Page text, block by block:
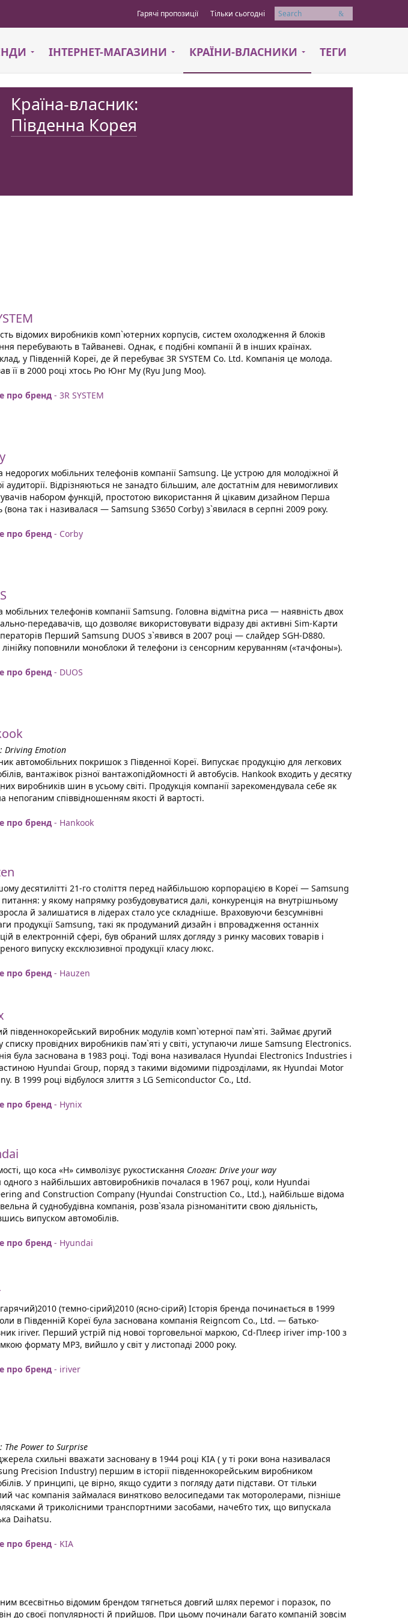
ІНТЕРНЕТ-МАГАЗИНИ КРАЇНИ-ВЛАСНИКИ ТЕГИ
Гарячі пропозиції Тільки сьогодні Пошук
Країна-власник:
Південна Корея
відомих виробників комп`ютерних корпусів, систем охолодження й блоків
перебувають в Тайваневі. Однак, є подібні компанії й в інших країнах.
у Південній Кореї, де й перебуває 3R SYSTEM Co. Ltd. Компанія це молода.
її в 2000 році хтось Рю Юнг Му (Ryu Jung Moo).
про бренд- 3R SYSTEM
недорогих мобільних телефонів компанії Samsung. Це устрою для молодіжної й
аудиторії. Відрізняються не занадто більшим, але достатнім для невимогливих
набором функцій, простотою використання й цікавим дизайном Перша
(вона так і називалася — Samsung S3650 Corby) з`явилася в серпні 2009 року.
про бренд- Corby
мобільних телефонів компанії Samsung. Головна відмітна риса — наявність двох
передавачів, що дозволяє використовувати відразу дві активні Sim-Карти
Перший Samsung DUOS з`явився в 2007 році — слайдер SGH-D880.
лінійку поповнили моноблоки й телефони із сенсорним керуванням («тачфоны»).
про бренд- DUOS
Driving Emotion
автомобільних покришок з Південної Кореї. Випускає продукцію для легкових
вантажівок різної вантажопідйомності й автобусів. Hankook входить у десятку
виробників шин в усьому світі. Продукція компанії зарекомендувала себе як
непоганим співвідношенням якості й вартості.
про бренд- Hankook
десятилітті 21-го століття перед найбільшою корпорацією в Кореї — Samsung
питання: у якому напрямку розбудовуватися далі, конкуренція на внутрішньому
й залишатися в лідерах стало усе складніше. Враховуючи безсумнівні
продукції Samsung, такі як продуманий дизайн і впровадження останніх
в електронній сфері, був обраний шлях догляду з ринку масових товарів і
випуску ексклюзивної продукції класу люкс.
про бренд- Hauzen
південнокорейський виробник модулів комп`ютерної пам`яті. Займає другий
списку провідних виробників пам`яті у світі, уступаючи лише Samsung Electronics.
була заснована в 1983 році. Тоді вона називалася Hyundai Electronics Industries і
Hyundai Group, поряд з такими відомими підрозділами, як Hyundai Motor
В 1999 році відбулося злиття з LG Semiconductor Co., Ltd.
про бренд- Hynix
що коса «Н» символізує рукостискання Слоган: Drive your way
одного з найбільших автовиробників почалася в 1967 році, коли Hyundai
and Construction Company (Hyundai Construction Co., Ltd.), найбільше відома
й суднобудівна компанія, розв`язала різноманітити свою діяльність,
випуском автомобілів.
про бренд- Hyundai
(темно-сірий)2010 (ясно-сірий) Історія бренда починається в 1999
в Південній Кореї була заснована компанія Reigncom Co., Ltd. — батько-
iriver. Перший устрій під нової торговельної маркою, Cd-Плеєр iriver imp-100 з
формату MP3, вийшло у світ у листопаді 2000 року.
про бренд- iriver
The Power to Surprise
схильні вважати засновану в 1944 році KIA ( у ті роки вона називалася
Precision Industry) першим в історії південнокорейським виробником
У принципі, це вірно, якщо судити з погляду дати підстави. От тільки
час компанія займалася винятково велосипедами так моторолерами, пізніше
й триколісними транспортними засобами, начебто тих, що випускала
Daihatsu.
про бренд- KIA
всесвітньо відомим брендом тягнеться довгий шлях перемог і поразок, по
до своєї популярності й прийшов. При цьому починали багато компаній зовсім